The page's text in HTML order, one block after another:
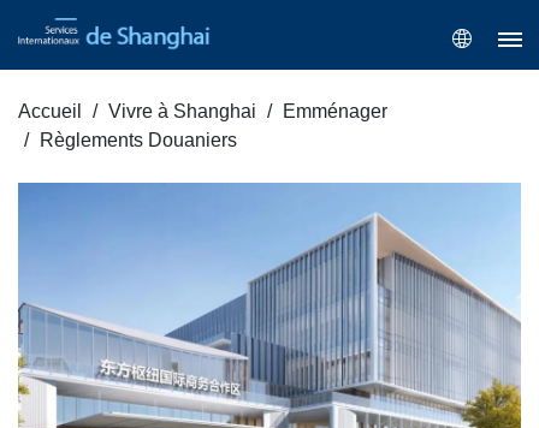
Accueil Vivre à Shanghai
Emménager
Règlements Douaniers